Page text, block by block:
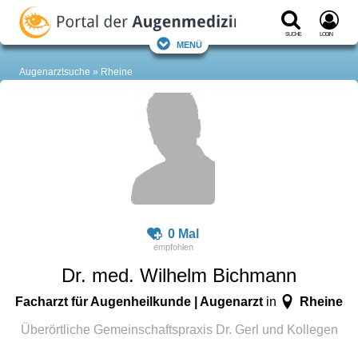
Suche Login
Menü
Augenarztsuche Rheine
0 Mal
Dr. med. Wilhelm Bichmann
Facharzt für Augenheilkunde | Augenarztin Rheine
Überörtliche Gemeinschaftspraxis Dr. Gerl und Kollegen